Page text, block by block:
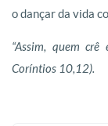
o dançar da vida
“Assim, quem
Coríntios 10,12).